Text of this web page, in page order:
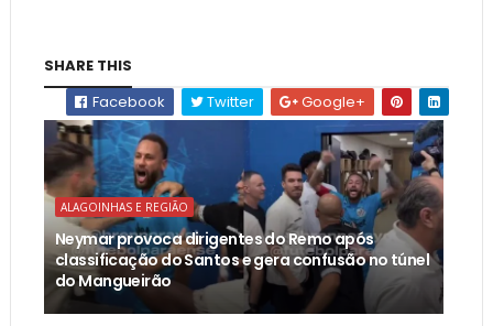
SHARE THIS
Facebook
Twitter Google+
ALAGOINHAS E REGIÃO
Neymar provoca dirigentes do Remo após
classificação do Santos e gera confusão no túnel
do Mangueirão